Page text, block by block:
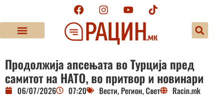
Продолжија апсењата во Турција пред
самитот на НАТО, во притвор и новинари
06/07/2026 07:20 Вести, Регион,Свет Racin.mk